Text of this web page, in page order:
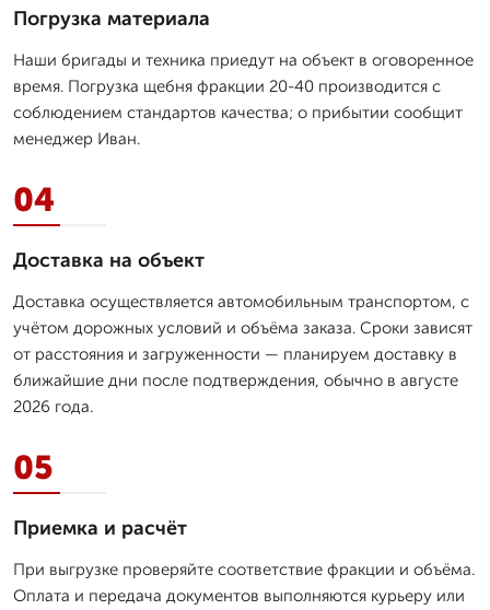
Погрузка материала
Наши бригады и техника приедут на объект в оговоренное
время. Погрузка щебня фракции 20-40 производится с
соблюдением стандартов качества; о прибытии сообщит
менеджер Иван.
04
Доставка на объект
Доставка осуществляется автомобильным транспортом, с
учётом дорожных условий и объёма заказа. Сроки зависят
от расстояния и загруженности — планируем доставку в
ближайшие дни после подтверждения, обычно в августе
2026 года.
05
Приемка и расчёт
При выгрузке проверяйте соответствие фракции и объёма.
Оплата и передача документов выполняются курьеру или